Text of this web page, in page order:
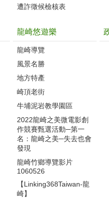
遭詐徵候檢核表
龍崎悠遊樂
龍崎導覽
風景名勝
地方特產
崎頂老街
牛埔泥岩教學園區
2022龍崎之美微電影創
作競賽甄選活動─第一
名：龍崎之美─失去也會
發現
龍崎竹鄉導覽影片
1060526
【Linking368Taiwan-龍
崎】